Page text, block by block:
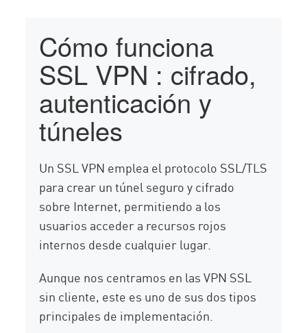
Cómo funciona
SSL VPN : cifrado,
autenticación y
túneles
Un SSL VPN emplea el protocolo SSL/TLS
para crear un túnel seguro y cifrado
sobre Internet, permitiendo a los
usuarios acceder a recursos rojos
internos desde cualquier lugar.
Aunque nos centramos en las VPN SSL
sin cliente, este es uno de sus dos tipos
principales de implementación.